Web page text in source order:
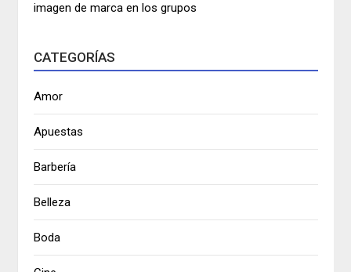
imagen de marca en los grupos
CATEGORÍAS
Amor
Apuestas
Barbería
Belleza
Boda